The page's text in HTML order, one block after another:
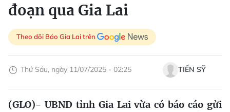
đoạn qua Gia Lai
Theo dõi Báo Gia Lai trên
Thứ Sáu, ngày 11/07/2025 - 02:25 TIẾN SỸ
(GLO)- UBND tỉnh Gia Lai vừa có báo cáo gửi